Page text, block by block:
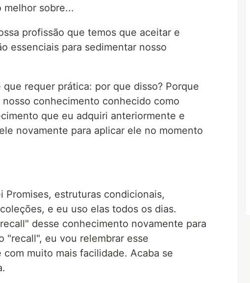
melhor sobre...
profissão que temos que aceitar e
essenciais para sedimentar nosso
requer prática: por que disso? Porque
conhecimento conhecido como
que eu adquiri anteriormente e
novamente para aplicar ele no momento
Promises, estruturas condicionais,
e eu uso elas todos os dias.
desse conhecimento novamente para
"recall", eu vou relembrar esse
muito mais facilidade. Acaba se